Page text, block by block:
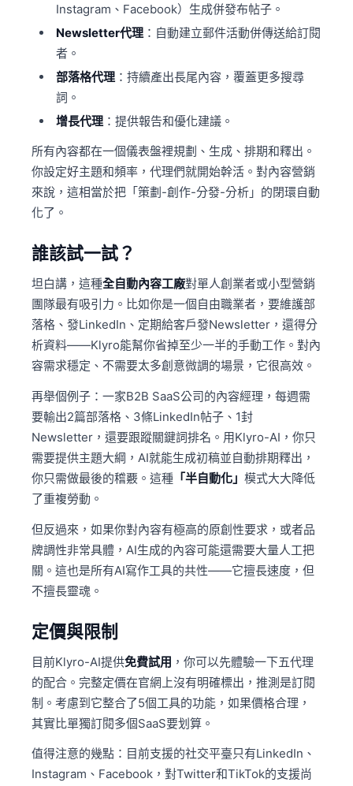
Instagram、Facebook）生成併發布帖子。
Newsletter代理：自動建立郵件活動併傳送給訂閱
者。
部落格代理：持續產出長尾內容，覆蓋更多搜尋
詞。
增長代理：提供報告和優化建議。
所有內容都在一個儀表盤裡規劃、生成、排期和釋出。
你設定好主題和頻率，代理們就開始幹活。對內容營銷
來說，這相當於把「策劃-創作-分發-分析」的閉環自動
化了。
誰該試一試？
坦白講，這種全自動內容工廠對單人創業者或小型營銷
團隊最有吸引力。比如你是一個自由職業者，要維護部
落格、發LinkedIn、定期給客戶發Newsletter，還得分
析資料——Klyro能幫你省掉至少一半的手動工作。對內
容需求穩定、不需要太多創意微調的場景，它很高效。
再舉個例子：一家B2B SaaS公司的內容經理，每週需
要輸出2篇部落格、3條LinkedIn帖子、1封
Newsletter，還要跟蹤關鍵詞排名。用Klyro-AI，你只
需要提供主題大綱，AI就能生成初稿並自動排期釋出，
你只需做最後的稽覈。這種 「半自動化」 模式大大降低
了重複勞動。
但反過來，如果你對內容有極高的原創性要求，或者品
牌調性非常具體，AI生成的內容可能還需要大量人工把
關。這也是所有AI寫作工具的共性——它擅長速度，但
不擅長靈魂。
定價與限制
目前Klyro-AI提供免費試用 ，你可以先體驗一下五代理
的配合。完整定價在官網上沒有明確標出，推測是訂閱
制。考慮到它整合了5個工具的功能，如果價格合理，
其實比單獨訂閱多個SaaS要划算。
值得注意的幾點：目前支援的社交平臺只有LinkedIn、
Instagram、Facebook，對Twitter和TikTok的支援尚